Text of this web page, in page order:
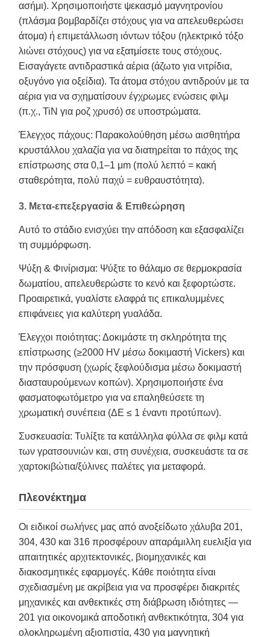
ασήμι). Χρησιμοποιήστε ψεκασμό μαγνητρονίου
(πλάσμα βομβαρδίζει στόχους για να απελευθερώσει
άτομα) ή επιμετάλλωση ιόντων τόξου (ηλεκτρικό τόξο
λιώνει στόχους) για να εξατμίσετε τους στόχους.
Εισαγάγετε αντιδραστικά αέρια (άζωτο για νιτρίδια,
οξυγόνο για οξείδια). Τα άτομα στόχου αντιδρούν με τα
αέρια για να σχηματίσουν έγχρωμες ενώσεις φιλμ
(π.χ., TiN για ροζ χρυσό) σε υποστρώματα.
Έλεγχος πάχους: Παρακολούθηση μέσω αισθητήρα
κρυστάλλου χαλαζία για να διατηρείται το πάχος της
επίστρωσης στα 0,1–1 μm (πολύ λεπτό = κακή
σταθερότητα, πολύ παχύ = ευθραυστότητα).
3. Μετα-επεξεργασία & Επιθεώρηση
Αυτό το στάδιο ενισχύει την απόδοση και εξασφαλίζει
τη συμμόρφωση.
Ψύξη & Φινίρισμα: Ψύξτε το θάλαμο σε θερμοκρασία
δωματίου, απελευθερώστε το κενό και ξεφορτώστε.
Προαιρετικά, γυαλίστε ελαφρά τις επικαλυμμένες
επιφάνειες για καλύτερη γυαλάδα.
Έλεγχοι ποιότητας: Δοκιμάστε τη σκληρότητα της
επίστρωσης (≥2000 HV μέσω δοκιμαστή Vickers) και
την πρόσφυση (χωρίς ξεφλούδισμα μέσω δοκιμαστή
διασταυρούμενων κοπών). Χρησιμοποιήστε ένα
φασματοφωτόμετρο για να επαληθεύσετε τη
χρωματική συνέπεια (ΔE ≤ 1 έναντι προτύπων).
Συσκευασία: Τυλίξτε τα κατάλληλα φύλλα σε φιλμ κατά
των γρατσουνιών και, στη συνέχεια, συσκευάστε τα σε
χαρτοκιβώτια/ξύλινες παλέτες για μεταφορά.
Πλεονέκτημα
Οι ειδικοί σωλήνες μας από ανοξείδωτο χάλυβα 201,
304, 430 και 316 προσφέρουν απαράμιλλη ευελιξία για
απαιτητικές αρχιτεκτονικές, βιομηχανικές και
διακοσμητικές εφαρμογές. Κάθε ποιότητα είναι
σχεδιασμένη με ακρίβεια για να προσφέρει διακριτές
μηχανικές και ανθεκτικές στη διάβρωση ιδιότητες —
201 για οικονομικά αποδοτική ανθεκτικότητα, 304 για
ολοκληρωμένη αξιοπιστία, 430 για μαγνητική